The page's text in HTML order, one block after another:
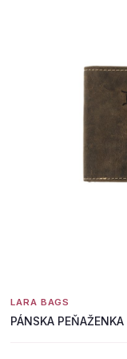
LARA BAGS
PÁNSKA